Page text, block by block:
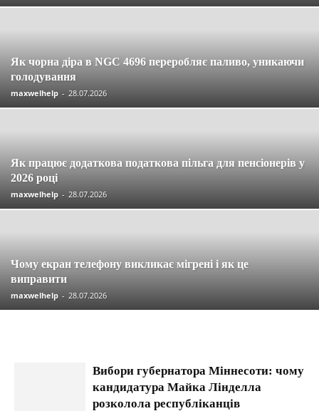
Як чорна діра в NGC 4696 переробляє паливо, уникаючи
голодування
maxwelhelp - 28.07.2026
Як працює додаткова податкова пільга для пенсіонерів у
2026 році
maxwelhelp - 28.07.2026
Чому екран телефону викликає мігрені і як це
виправити
maxwelhelp - 28.07.2026
Вибори губернатора Міннесоти: чому
кандидатура Майка Лінделла
розколола республіканців